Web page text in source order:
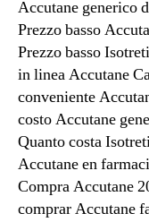
Accutane generico
Prezzo basso
Prezzo basso
in linea Accutane
conveniente
costo Accutane
Quanto costa
Accutane en
Compra Accutane
comprar Accutane